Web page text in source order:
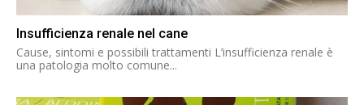
Insufficienza renale nel cane
Cause, sintomi e possibili trattamenti L’insufficienza renale è
una patologia molto comune...